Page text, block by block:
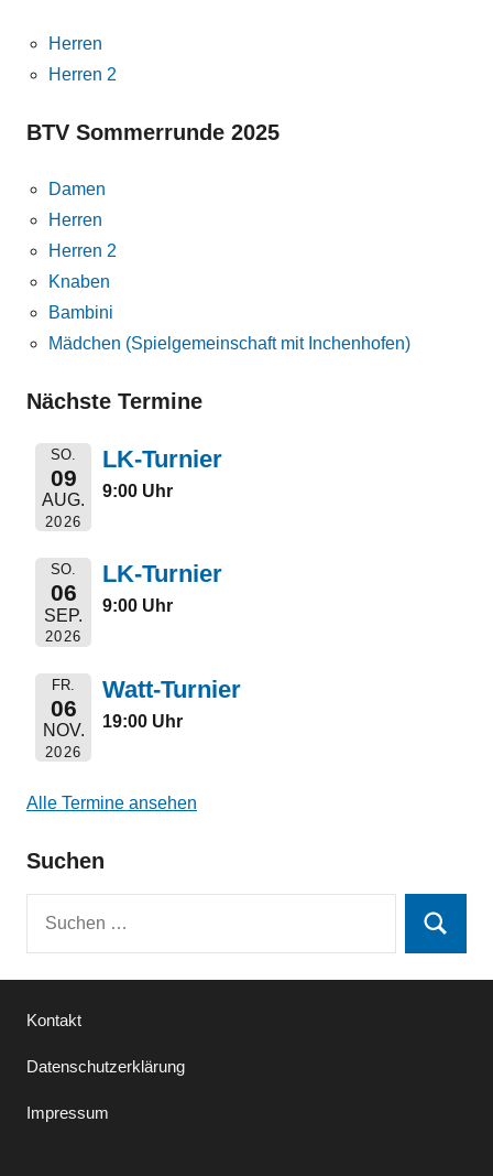
Herren
Herren 2
BTV Sommerrunde 2025
Damen
Herren
Herren 2
Knaben
Bambini
Mädchen (Spielgemeinschaft mit Inchenhofen)
Nächste Termine
SO.
09
AUG.
2026
LK-Turnier
9:00 Uhr
SO.
06
SEP.
2026
LK-Turnier
9:00 Uhr
FR.
06
NOV.
2026
Watt-Turnier
19:00 Uhr
Alle Termine ansehen
Suchen
Suchen
Kontakt
Datenschutzerklärung
Impressum